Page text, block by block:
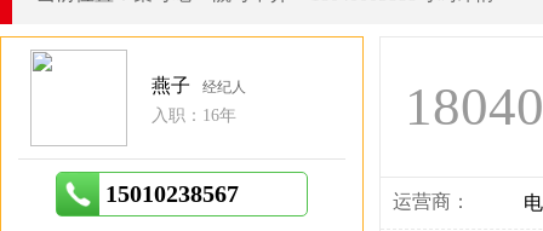
运营商：
燕子 经纪人
入职：16年
15010238567